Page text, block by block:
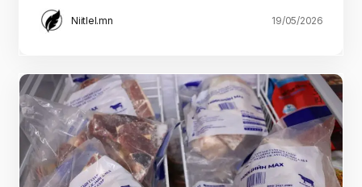
Niitlel.mn 19/05/2026